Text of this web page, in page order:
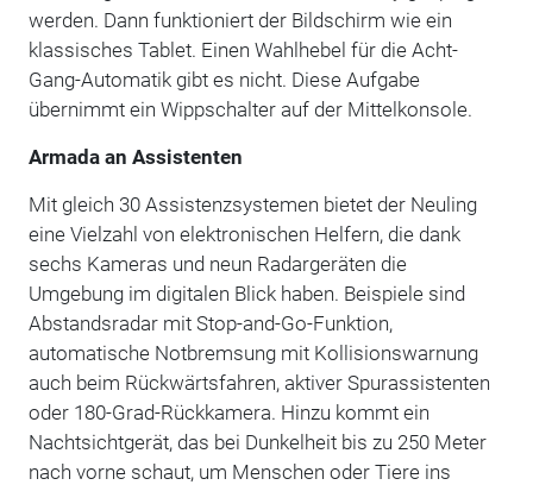
werden. Dann funktioniert der Bildschirm wie ein
klassisches Tablet. Einen Wahlhebel für die Acht-
Gang-Automatik gibt es nicht. Diese Aufgabe
übernimmt ein Wippschalter auf der Mittelkonsole.
Armada an Assistenten
Mit gleich 30 Assistenzsystemen bietet der Neuling
eine Vielzahl von elektronischen Helfern, die dank
sechs Kameras und neun Radargeräten die
Umgebung im digitalen Blick haben. Beispiele sind
Abstandsradar mit Stop-and-Go-Funktion,
automatische Notbremsung mit Kollisionswarnung
auch beim Rückwärtsfahren, aktiver Spurassistenten
oder 180-Grad-Rückkamera. Hinzu kommt ein
Nachtsichtgerät, das bei Dunkelheit bis zu 250 Meter
nach vorne schaut, um Menschen oder Tiere ins